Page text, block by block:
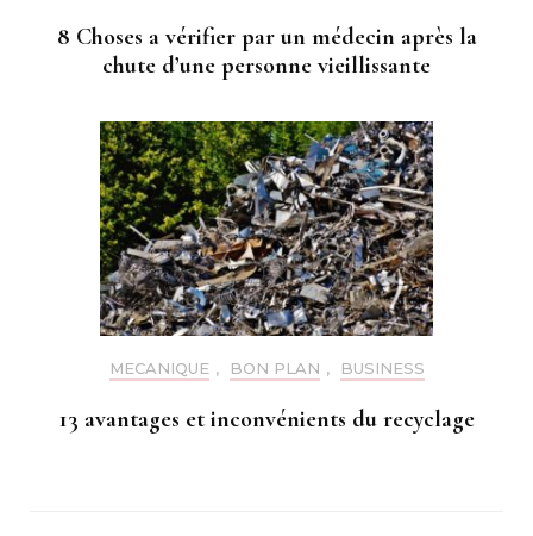
8 Choses a vérifier par un médecin après la
chute d’une personne vieillissante
MECANIQUE , BON PLAN , BUSINESS
13 avantages et inconvénients du recyclage